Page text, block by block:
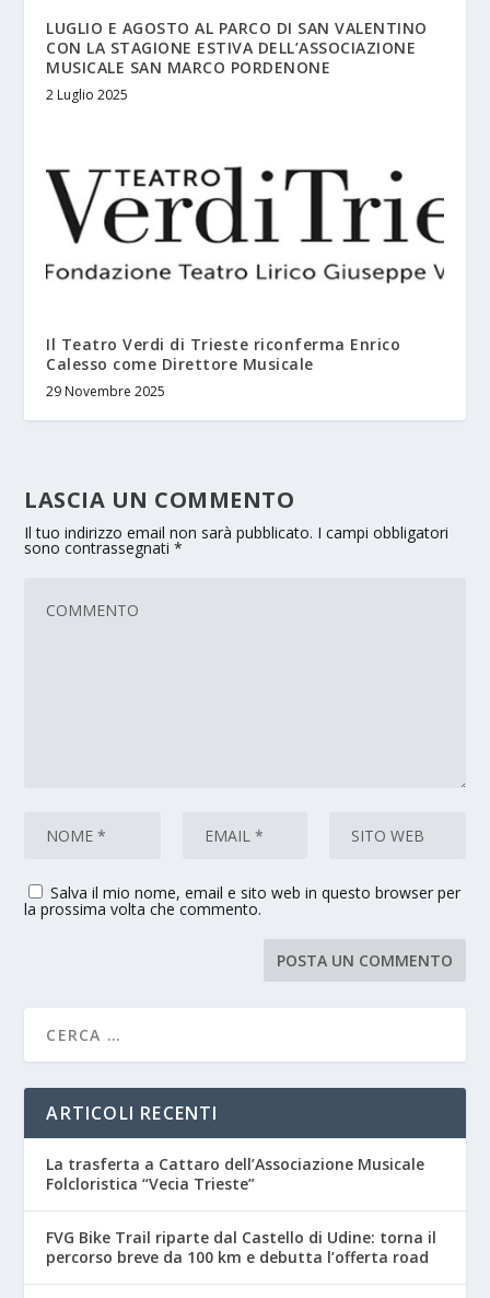
LUGLIO E AGOSTO AL PARCO DI SAN VALENTINO
CON LA STAGIONE ESTIVA DELL’ASSOCIAZIONE
MUSICALE SAN MARCO PORDENONE
2 Luglio 2025
Il Teatro Verdi di Trieste riconferma Enrico
Calesso come Direttore Musicale
29 Novembre 2025
LASCIA UN COMMENTO
Il tuo indirizzo email non sarà pubblicato. I campi obbligatori
sono contrassegnati*
Salva il mio nome, email e sito web in questo browser per
la prossima volta che commento.
ARTICOLI RECENTI
La trasferta a Cattaro dell’Associazione Musicale
Folcloristica “Vecia Trieste”
FVG Bike Trail riparte dal Castello di Udine: torna il
percorso breve da 100 km e debutta l’offerta road